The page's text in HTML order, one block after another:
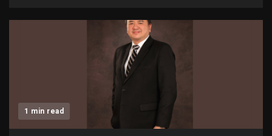
1 min read